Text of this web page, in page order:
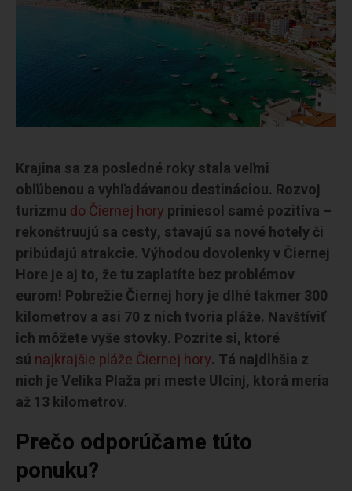
Krajina sa za posledné roky stala veľmi
obľúbenou a vyhľadávanou destináciou. Rozvoj
turizmu do Čiernej hory priniesol samé pozitíva –
rekonštruujú sa cesty, stavajú sa nové hotely či
pribúdajú atrakcie. Výhodou dovolenky v Čiernej
Hore je aj to, že tu zaplatíte bez problémov
eurom! Pobrežie Čiernej hory je dlhé takmer 300
kilometrov a asi 70 z nich tvoria pláže. Navštíviť
ich môžete vyše stovky. Pozrite si, ktoré
sú najkrajšie pláže Čiernej hory. Tá najdlhšia z
nich je Velika Plaža pri meste Ulcinj, ktorá meria
až 13 kilometrov.
Prečo odporúčame túto
ponuku?